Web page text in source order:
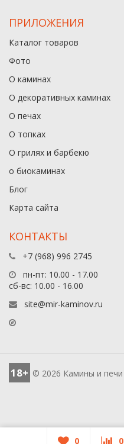
ПРИЛОЖЕНИЯ
Каталог товаров
Фото
О каминах
О декоративных каминах
О печах
О топках
О грилях и барбекю
о биокаминах
Блог
Карта сайта
КОНТАКТЫ
+7 (968) 996 2745
пн-пт: 10.00 - 17.00
сб-вс: 10.00 - 16.00
site@mir-kaminov.ru
18+ © 2026 Камины и печи
0 0